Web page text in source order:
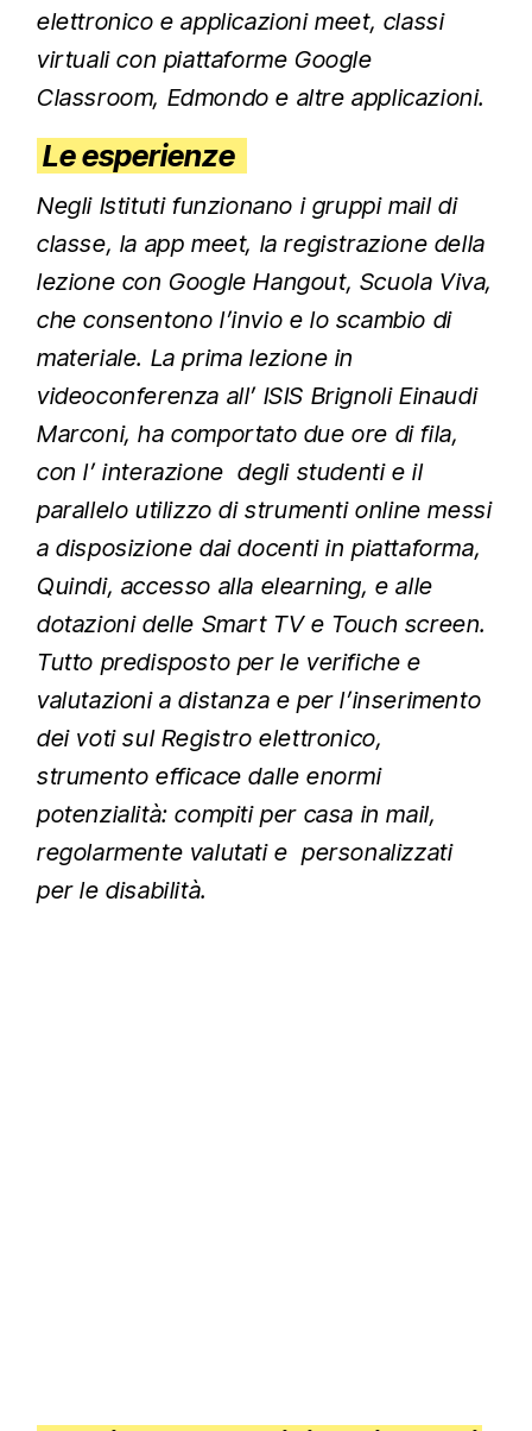
elettronico e applicazioni meet, classi
virtuali con piattaforme Google
Classroom, Edmondo e altre applicazioni.
Le esperienze
Negli Istituti funzionano i gruppi mail di
classe, la app meet, la registrazione della
lezione con Google Hangout, Scuola Viva,
che consentono l’invio e lo scambio di
materiale. La prima lezione in
videoconferenza all’ ISIS Brignoli Einaudi
Marconi, ha comportato due ore di fila,
con l’ interazione degli studenti e il
parallelo utilizzo di strumenti online messi
a disposizione dai docenti in piattaforma,
Quindi, accesso alla elearning, e alle
dotazioni delle Smart TV e Touch screen.
Tutto predisposto per le verifiche e
valutazioni a distanza e per l’inserimento
dei voti sul Registro elettronico,
strumento efficace dalle enormi
potenzialità: compiti per casa in mail,
regolarmente valutati e personalizzati
per le disabilità.